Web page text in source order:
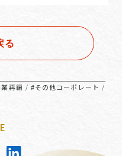
る
再編 / #その他コーポレート /